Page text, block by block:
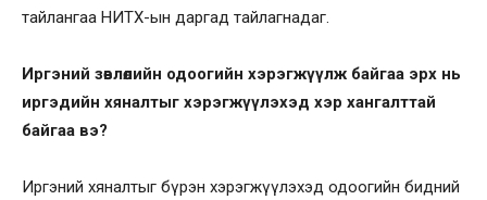
тайлангаа НИТХ-ын даргад тайлагнадаг.
Иргэний зөвлөлийн одоогийн хэрэгжүүлж байгаа эрх нь
иргэдийн хяналтыг хэрэгжүүлэхэд хэр хангалттай
байгаа вэ?
Иргэний хяналтыг бүрэн хэрэгжүүлэхэд одоогийн бидний